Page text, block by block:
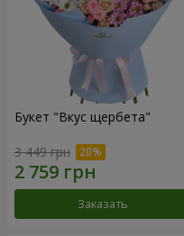
Букет "Вкус щербета"
3 449 грн
Заказать